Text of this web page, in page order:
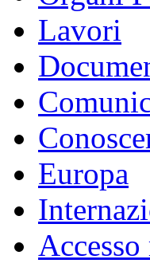
Lavori
Europa